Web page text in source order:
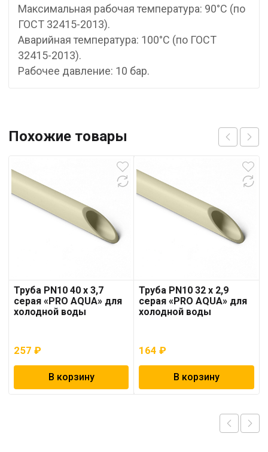
Максимальная рабочая температура: 90°C (по
ГОСТ 32415-2013).
Аварийная температура: 100°C (по ГОСТ
32415-2013).
Рабочее давление: 10 бар.
Похожие товары
Труба PN10 40 x 3,7
серая «PRO AQUA» для
холодной воды
257 ₽
В корзину
Труба PN10 32 x 2,9
серая «PRO AQUA» для
холодной воды
164₽
В корзину